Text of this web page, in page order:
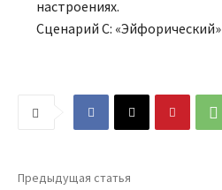
настроениях.
Сценарий C: «Эйфорический»
Предыдущая статья